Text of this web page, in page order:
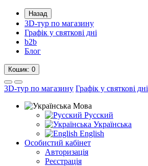
Назад
3D-тур по магазину
Графік у святкові дні
b2b
Блог
Кошик: 0
3D-тур по магазину Графік у святкові дні
Мова
Русский
Українська
English
Особистий кабінет
Авторизація
Реєстрація